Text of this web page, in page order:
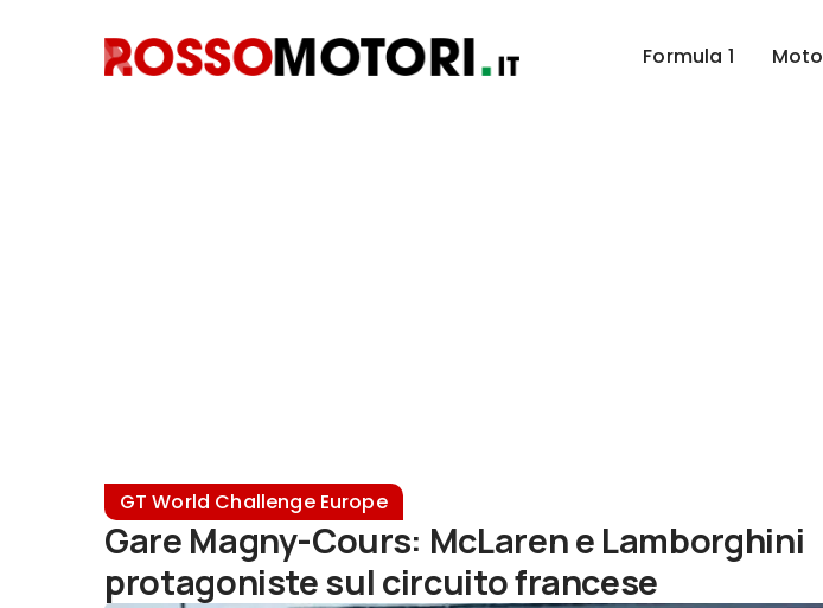
Formula 1 Moto
GT World Challenge Europe
Gare Magny-Cours: McLaren e Lamborghini
protagoniste sul circuito francese